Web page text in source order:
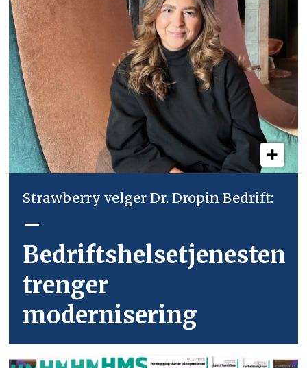
Strawberry velger Dr. Dropin Bedrift:
–
Bedriftshelsetjenesten
trenger
modernisering